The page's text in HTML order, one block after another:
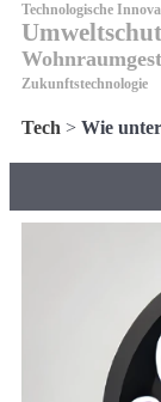
Technologische
Zukunftstechnologie
Tech > Wie